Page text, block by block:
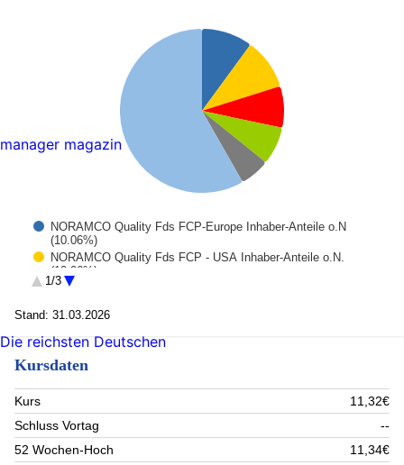
NORAMCO Quality Fds FCP-Europe Inhaber-Anteile o.N
(10.06%)
NORAMCO Quality Fds FCP - USA Inhaber-Anteile o.N.
(10.06%)
EUR Bankguthaben (8.22%)
Amundi ENH.UlTRA SH-T. BD SEL. Act.au Porteur I 3 (5.9%)
Rest (58.26%)
1/3
Stand: 31.03.2026
Kursdaten
Kurs
11,32€
Schluss Vortag
--
52 Wochen-Hoch
11,34€
manager magazin
Die reichsten Deutschen